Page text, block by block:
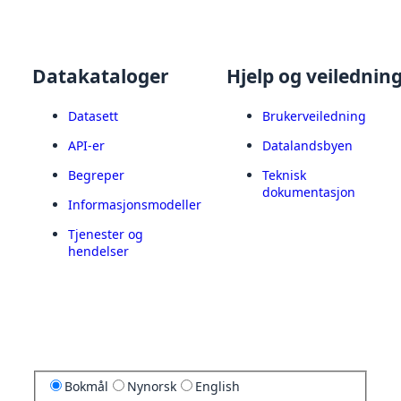
Datakataloger
Datasett
API-er
Begreper
Informasjonsmodeller
Tjenester og
hendelser
Hjelp og
Brukerveiledning
Datalandsbyen
Teknisk
dokumentasjon
Bokmål Nynorsk English